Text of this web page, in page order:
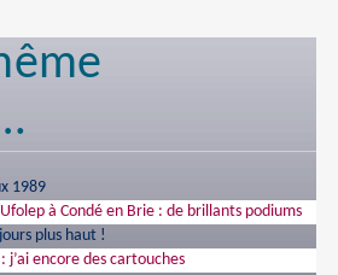
1989
à Condé en Brie : de brillants podiums
plus haut !
j’ai encore des cartouches